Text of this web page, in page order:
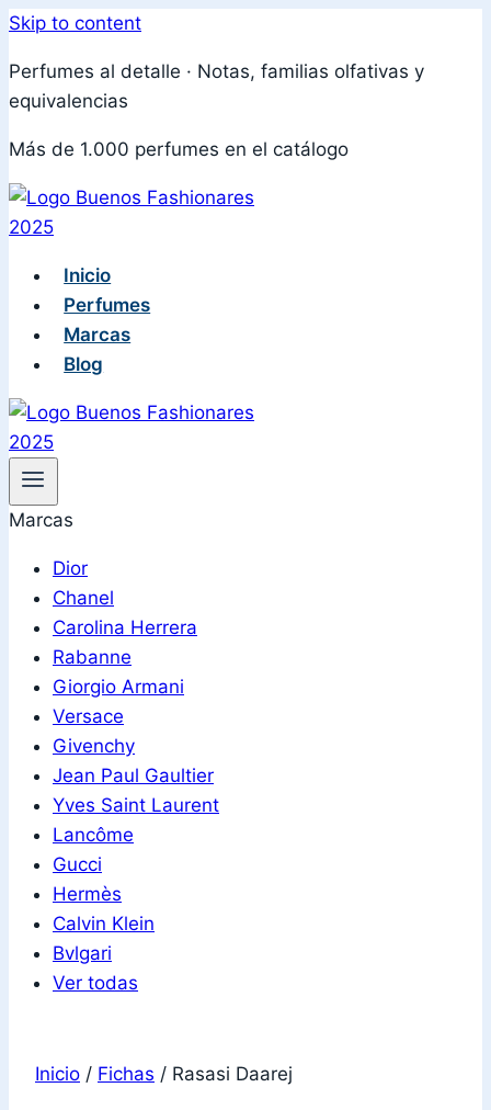
Skip to content
Perfumes al detalle · Notas, familias olfativas y
equivalencias
Más de 1.000 perfumes en el catálogo
Inicio
Perfumes
Marcas
Blog
Marcas
Dior
Chanel
Carolina Herrera
Rabanne
Giorgio Armani
Versace
Givenchy
Jean Paul Gaultier
Yves Saint Laurent
Lancôme
Gucci
Hermès
Calvin Klein
Bvlgari
Ver todas
Inicio / Fichas / Rasasi Daarej